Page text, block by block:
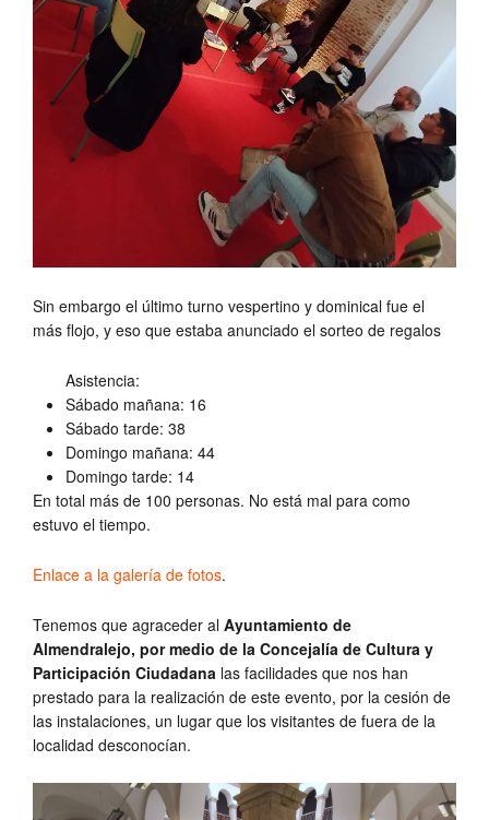
Sin embargo el último turno vespertino y dominical fue el
más flojo, y eso que estaba anunciado el sorteo de regalos
Asistencia:
Sábado mañana: 16
Sábado tarde: 38
Domingo mañana: 44
Domingo tarde: 14
En total más de 100 personas. No está mal para como
estuvo el tiempo.
Enlace a la galería de fotos.
Tenemos que agraceder al Ayuntamiento de
Almendralejo, por medio de la Concejalía de Cultura y
Participación Ciudadana las facilidades que nos han
prestado para la realización de este evento, por la cesión de
las instalaciones, un lugar que los visitantes de fuera de la
localidad desconocían.